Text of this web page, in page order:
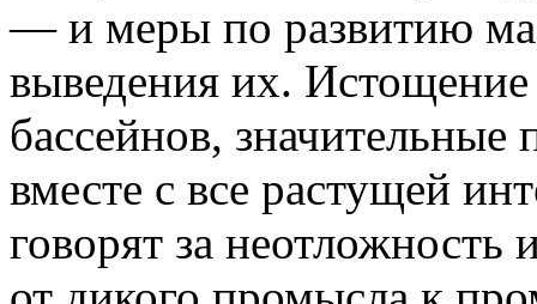
— и меры по развитию
выведения их.
бассейнов, значительные
вместе с все растущей
говорят за